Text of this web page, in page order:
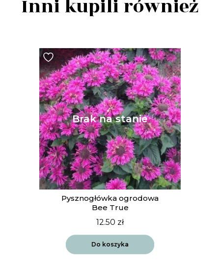
Inni kupili również
Pysznogłówka ogrodowa
Bee True
12.50 zł
Do koszyka